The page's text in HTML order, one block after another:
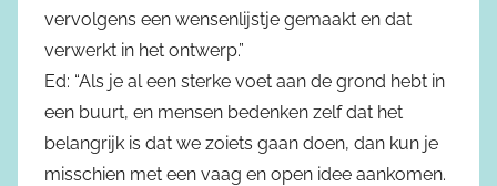
vervolgens een wensenlijstje gemaakt en dat
verwerkt in het ontwerp.”
Ed: “Als je al een sterke voet aan de grond hebt in
een buurt, en mensen bedenken zelf dat het
belangrijk is dat we zoiets gaan doen, dan kun je
misschien met een vaag en open idee aankomen.